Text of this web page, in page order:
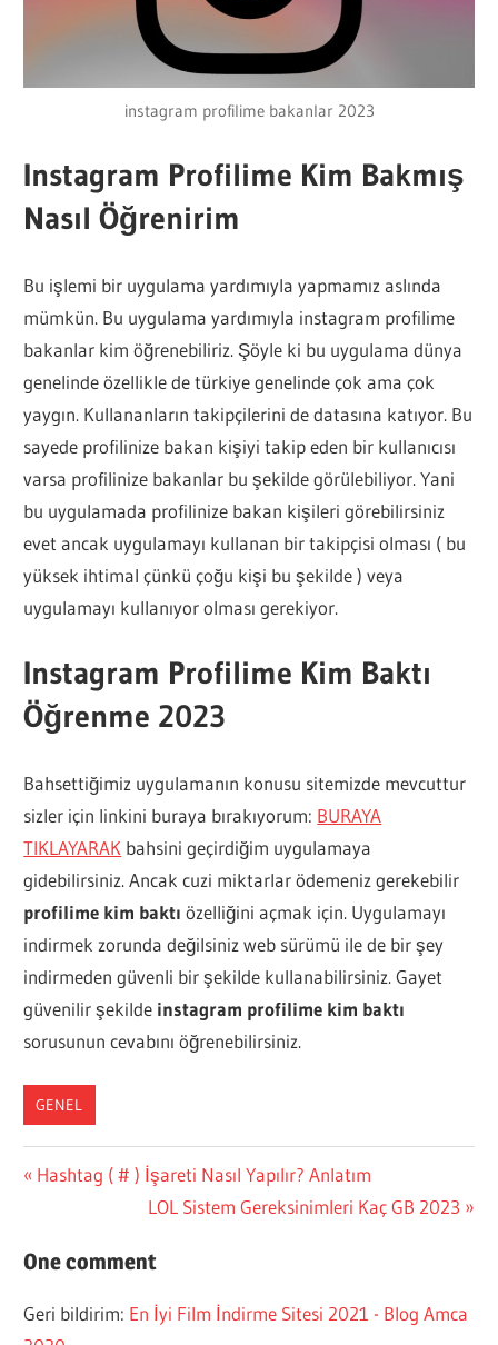
instagram profilime bakanlar 2023
Instagram Profilime Kim Bakmış
Nasıl Öğrenirim
Bu işlemi bir uygulama yardımıyla yapmamız aslında
mümkün. Bu uygulama yardımıyla instagram profilime
bakanlar kim öğrenebiliriz. Şöyle ki bu uygulama dünya
genelinde özellikle de türkiye genelinde çok ama çok
yaygın. Kullananların takipçilerini de datasına katıyor. Bu
sayede profilinize bakan kişiyi takip eden bir kullanıcısı
varsa profilinize bakanlar bu şekilde görülebiliyor. Yani
bu uygulamada profilinize bakan kişileri görebilirsiniz
evet ancak uygulamayı kullanan bir takipçisi olması ( bu
yüksek ihtimal çünkü çoğu kişi bu şekilde ) veya
uygulamayı kullanıyor olması gerekiyor.
Instagram Profilime Kim Baktı
Öğrenme 2023
Bahsettiğimiz uygulamanın konusu sitemizde mevcuttur
sizler için linkini buraya bırakıyorum: BURAYA
TIKLAYARAK bahsini geçirdiğim uygulamaya
gidebilirsiniz. Ancak cuzi miktarlar ödemeniz gerekebilir
profilime kim baktı özelliğini açmak için. Uygulamayı
indirmek zorunda değilsiniz web sürümü ile de bir şey
indirmeden güvenli bir şekilde kullanabilirsiniz. Gayet
güvenilir şekilde instagram profilime kim baktı
sorusunun cevabını öğrenebilirsiniz.
GENEL
Yazı
gezinmesi
Previous
Hashtag ( # ) İşareti Nasıl Yapılır? Anlatım
Next
LOL Sistem Gereksinimleri Kaç GB 2023
One comment
Geri bildirim: En İyi Film İndirme Sitesi 2021 - Blog Amca